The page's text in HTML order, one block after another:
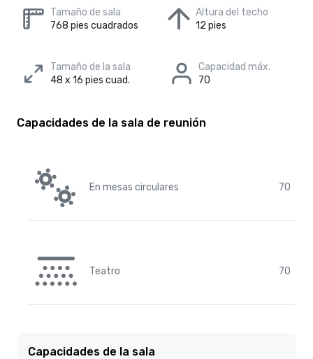
Tamaño de sala
768 pies cuadrados
Altura del techo
12 pies
Tamaño de la sala
48 x 16 pies cuad.
Capacidad máx.
70
Capacidades de la sala de reunión
En mesas circulares 70
Teatro 70
Capacidades de la sala